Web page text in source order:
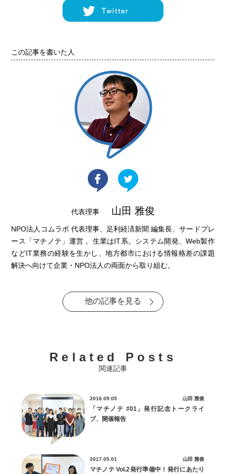
この記事を書いた人
代表理事 山田 雅俊
NPO法人コムラボ 代表理事、足利経済新聞 編集長、サードプレ
ース「マチノテ」運営 。生業はIT系。システム開発、Web製作
などIT業務の経験を生かし、地方都市における情報格差の課題
解決へ向けて企業・NPO法人の両面から取り組む。
他の記事を見る
Related Posts
関連記事
2016.09.05
「マチノテ #01」発行記念トークライ
ブ、開催報告
山田 雅俊
2017.05.01
マチノテ Vol.2発行準備中！発行にあたり
山田 雅俊